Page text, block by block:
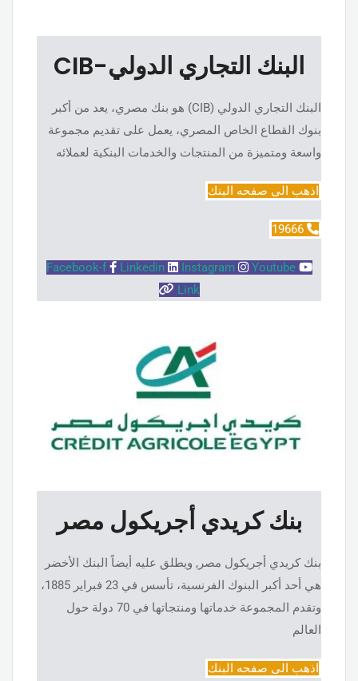
البنك التجاري الدولي-CIB
البنك التجاري الدولي (CIB) هو بنك مصري، يعد من أكبر
بنوك القطاع الخاص المصري، يعمل على تقديم مجموعة
واسعة ومتميزة من المنتجات والخدمات البنكية لعملائه
اذهب الى صفحه البنك
19666
Facebook-f Linkedin Instagram
Youtube
Link
بنك كريدي أجريكول مصر
بنك كريدي أجريكول مصر, ويطلق عليه أيضاً البنك الأخضر
هي أحد أكبر البنوك الفرنسية، تأسس في 23 فبراير 1885،
وتقدم المجموعة خدماتها ومنتجاتها في 70 دولة حول
العالم
اذهب الى صفحه البنك